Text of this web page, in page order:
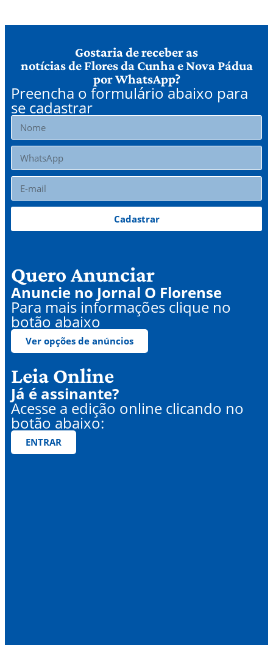
Gostaria de receber as
notícias de Flores da Cunha e Nova Pádua
por WhatsApp?
Preencha o formulário abaixo para
se cadastrar
Cadastrar
Quero Anunciar
Anuncie no Jornal O Florense
Para mais informações clique no
botão abaixo
Ver opções de anúncios
Leia Online
Já é assinante?
Acesse a edição online clicando no
botão abaixo:
ENTRAR